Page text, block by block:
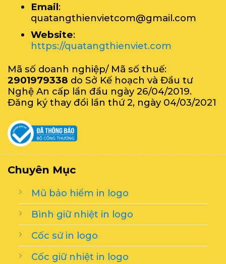
Email:
quatangthienvietcom@gmail.com
Website:
https://quatangthienviet.com
Mã số doanh nghiệp/ Mã số thuế:
2901979338 do Sở Kế hoạch và Đầu tư
Nghệ An cấp lần đầu ngày 26/04/2019.
Đăng ký thay đổi lần thứ 2, ngày 04/03/2021
Chuyên Mục
Mũ bảo hiểm in logo
Bình giữ nhiệt in logo
Cốc sứ in logo
Cốc giữ nhiệt in logo